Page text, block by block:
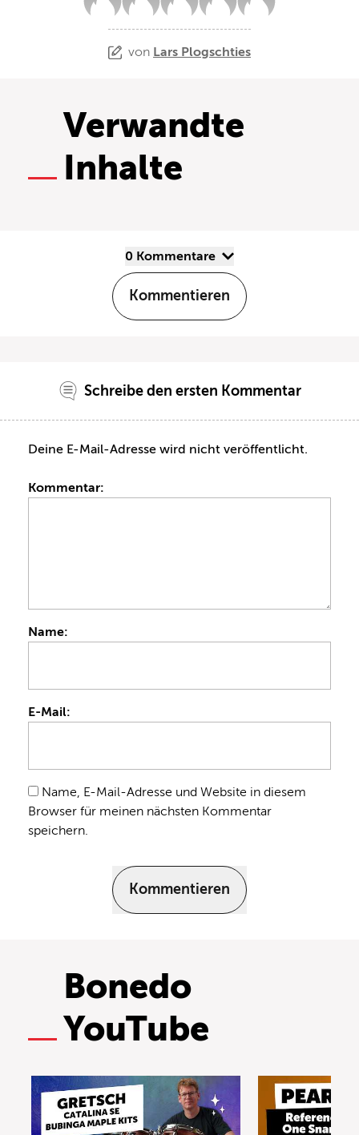
von Lars Plogschties
Verwandte
Inhalte
0 Kommentare
Kommentieren
Schreibe den ersten Kommentar
Deine E-Mail-Adresse wird nicht veröffentlicht.
Kommentar:
Name:
E-Mail:
Name, E-Mail-Adresse und Website in diesem
Browser für meinen nächsten Kommentar
speichern.
Kommentieren
Bonedo
YouTube